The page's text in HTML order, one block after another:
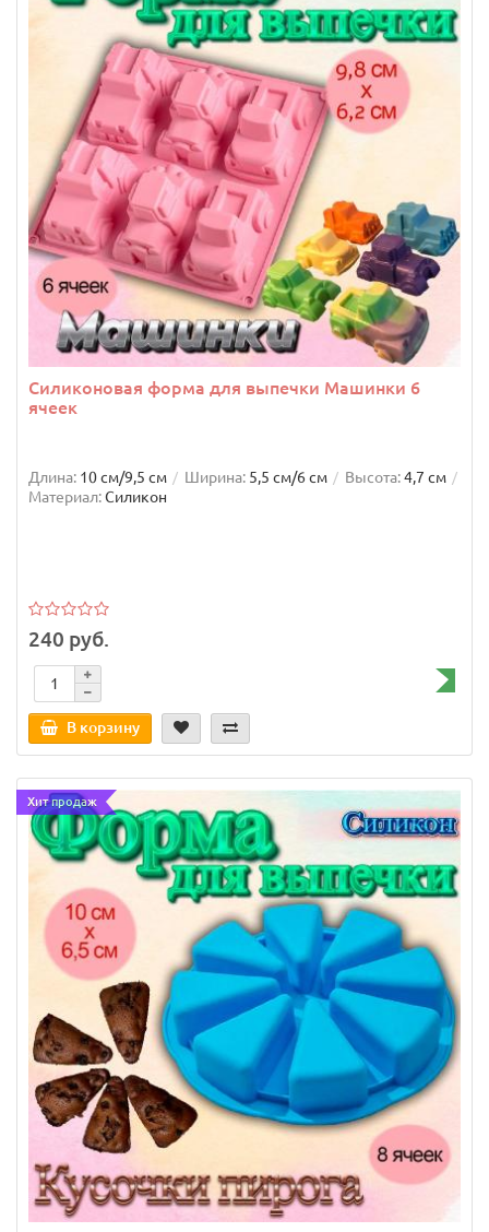
Силиконовая форма для выпечки Машинки 6
ячеек
Длина: 10 см/9,5 см Ширина: 5,5 см/6 см Высота:4,7 см
Материал:Силикон
240 руб.
В корзину
Хит продаж